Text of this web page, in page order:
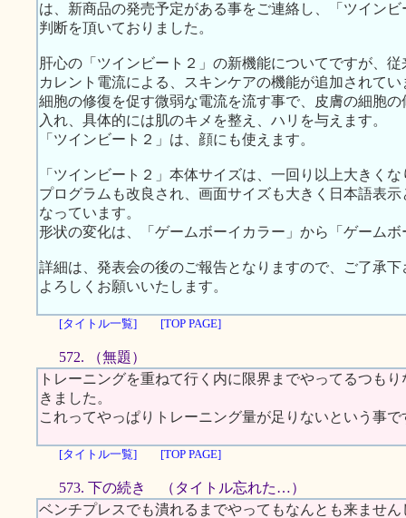
は、新商品の発売予定がある事をご連絡し、「ツイン
判断を頂いておりました。
肝心の「ツインビート２」の新機能についてですが、
カレント電流による、スキンケアの機能が追加されてい
細胞の修復を促す微弱な電流を流す事で、皮膚の細胞
入れ、具体的には肌のキメを整え、ハリを与えます。
「ツインビート２」は、顔にも使えます。
「ツインビート２」本体サイズは、一回り以上大きく
プログラムも改良され、画面サイズも大きく日本語表
なっています。
形状の変化は、「ゲームボーイカラー」から「ゲーム
詳細は、発表会の後のご報告となりますので、ご了承下
よろしくお願いいたします。
[タイトル一覧] [TOP PAGE]
572. （無題）
トレーニングを重ねて行く内に限界までやってるつも
きました。
これってやっぱりトレーニング量が足りないという事で
[タイトル一覧] [TOP PAGE]
573. 下の続き （タイトル忘れた…）
ベンチプレスでも潰れるまでやってもなんとも来ませ